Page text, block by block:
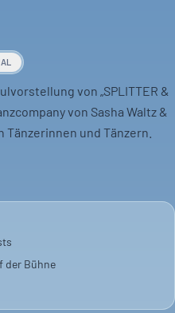
von „SPLITTER &
von Sasha Waltz &
und Tänzern.
22 Jahren tanzen zu Live-
treffen auf kollektive
sich mit der Live-
der Bühne